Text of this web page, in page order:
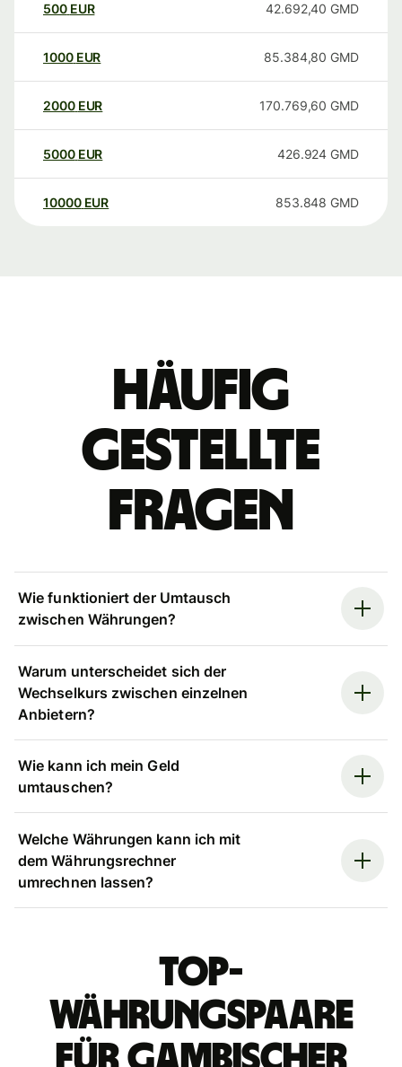
500 EUR 42.692,40 GMD
1000 EUR 85.384,80 GMD
2000 EUR 170.769,60 GMD
5000 EUR 426.924 GMD
10000 EUR 853.848 GMD
Häufig
gestellte
Fragen
Wie funktioniert der Umtausch
zwischen Währungen?
Warum unterscheidet sich der
Wechselkurs zwischen einzelnen
Anbietern?
Wie kann ich mein Geld
umtauschen?
Welche Währungen kann ich mit
dem Währungsrechner
umrechnen lassen?
Top-
Währungspaare